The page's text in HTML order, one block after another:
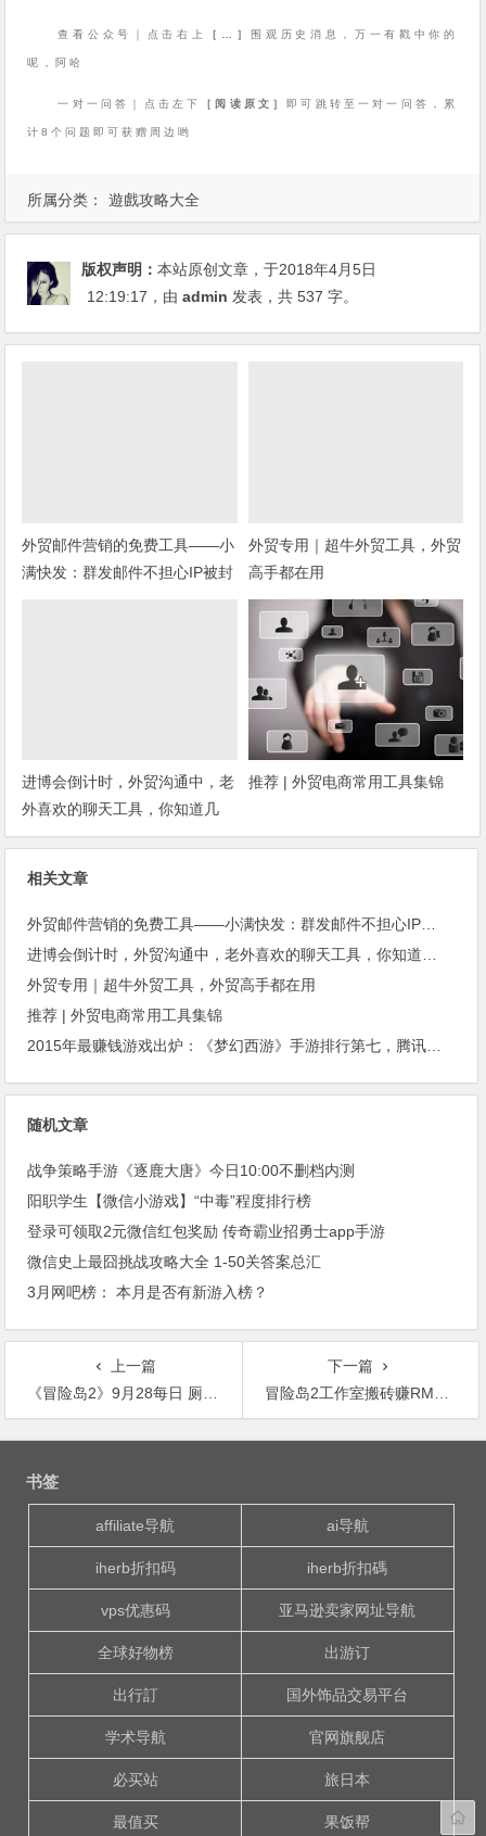
所属分类： 遊戲攻略大全
查看公众号｜点击右上 ［…］ 围观历史消息，万一有戳中你的
呢，阿哈
一对一问答｜点击左下 ［阅读原文］ 即可跳转至一对一问答，累
计8个问题即可获赠周边哟
版权声明：本站原创文章，于2018年4月5日
12:19:17 ，由admin 发表，共 537 字。
外贸邮件营销的免费工具——小
满快发：群发邮件不担心IP被封
外贸专用｜超牛外贸工具，外贸
高手都在用
进博会倒计时，外贸沟通中，老
外喜欢的聊天工具，你知道几
种？
推荐 | 外贸电商常用工具集锦
相关文章
外贸邮件营销的免费工具——小满快发：群发邮件不担心IP被封
进博会倒计时，外贸沟通中，老外喜欢的聊天工具，你知道几种？
外贸专用｜超牛外贸工具，外贸高手都在用
推荐 | 外贸电商常用工具集锦
2015年最赚钱游戏出炉：《梦幻西游》手游排行第七，腾讯总收入进前三
随机文章
战争策略手游《逐鹿大唐》今日10:00不删档内测
阳职学生【微信小游戏】“中毒”程度排行榜
登录可领取2元微信红包奖励 传奇霸业招勇士app手游
微信史上最囧挑战攻略大全 1-50关答案总汇
3月网吧榜： 本月是否有新游入榜？
上一篇
《冒险岛2》9月28每日 厕所与机械怪地图分布
下一篇
冒险岛2工作室搬砖赚RMB攻略2018
文
书签
affiliate导航 ai导航
iherb折扣码 iherb折扣碼
vps优惠码 亚马逊卖家网址导航
全球好物榜 出游订
出行訂 国外饰品交易平台
学术导航 官网旗舰店
必买站 旅日本
最值买 果饭帮